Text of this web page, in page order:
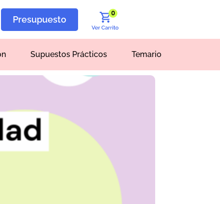
Presupuesto
0
Supuestos Prácticos Temario